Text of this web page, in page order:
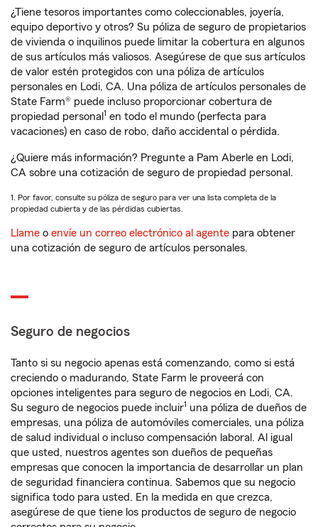
¿Tiene tesoros importantes como coleccionables, joyería,
equipo deportivo y otros? Su póliza de seguro de propietarios
de vivienda o inquilinos puede limitar la cobertura en algunos
de sus artículos más valiosos. Asegúrese de que sus artículos
de valor estén protegidos con una póliza de artículos
personales en Lodi, CA. Una póliza de artículos personales de
State Farm® puede incluso proporcionar cobertura de
propiedad personal 1 en todo el mundo (perfecta para
vacaciones) en caso de robo, daño accidental o pérdida.
¿Quiere más información? Pregunte a Pam Aberle en Lodi,
CA sobre una cotización de seguro de propiedad personal.
1. Por favor, consulte su póliza de seguro para ver una lista completa de la
propiedad cubierta y de las pérdidas cubiertas.
Llame o envíe un correo electrónico al agente para obtener
una cotización de seguro de artículos personales.
Seguro de negocios
Tanto si su negocio apenas está comenzando, como si está
creciendo o madurando, State Farm le proveerá con
opciones inteligentes para seguro de negocios en Lodi, CA.
Su seguro de negocios puede incluir1 una póliza de dueños de
empresas, una póliza de automóviles comerciales, una póliza
de salud individual o incluso compensación laboral. Al igual
que usted, nuestros agentes son dueños de pequeñas
empresas que conocen la importancia de desarrollar un plan
de seguridad financiera continua. Sabemos que su negocio
significa todo para usted. En la medida en que crezca,
asegúrese de que tiene los productos de seguro de negocio